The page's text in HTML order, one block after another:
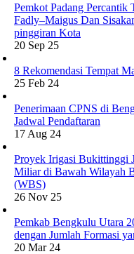
Pemkot Padang
Fadly–Maigus Dan
pinggiran Kota
20 Sep 25
8 Rekomendasi Tempat
25 Feb 24
Penerimaan CPNS di
Jadwal Pendaftaran
17 Aug 24
Proyek Irigasi Bukittinggi
Miliar di Bawah Wilayah
(WBS)
26 Nov 25
Pemkab Bengkulu Utara
dengan Jumlah Formasi
20 Mar 24